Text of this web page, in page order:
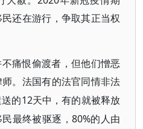
还在游行，争取其正当权
痛恨偷渡者，但他们憎恶
。法国有的法官同情非法
的12天中，有的就被释放
最终被驱逐，80%的人由